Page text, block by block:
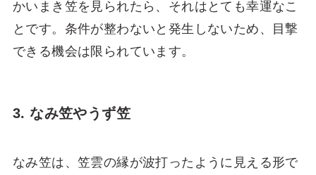
かいまき笠を見られたら、それはとても幸運なこ
とです。条件が整わないと発生しないため、目撃
できる機会は限られています。
3. なみ笠やうず笠
なみ笠は、笠雲の縁が波打ったように見える形で